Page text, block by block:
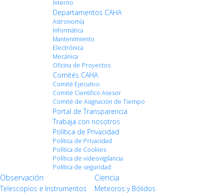
Interno
Departamentos CAHA
Astronomía
Informática
Mantenimiento
Electrónica
Mecánica
Oficina de Proyectos
Comités CAHA
Comité Ejecutivo
Comité Científico Asesor
Comité de Asignación de Tiempo
Portal de Transparencia
Trabaja con nosotros
Política de Privacidad
Política de Privacidad
Política de Cookies
Política de videovigilancia
Política de seguridad
Observación
Telescopios e Instrumentos
Ciencia
Meteoros y Bólidos